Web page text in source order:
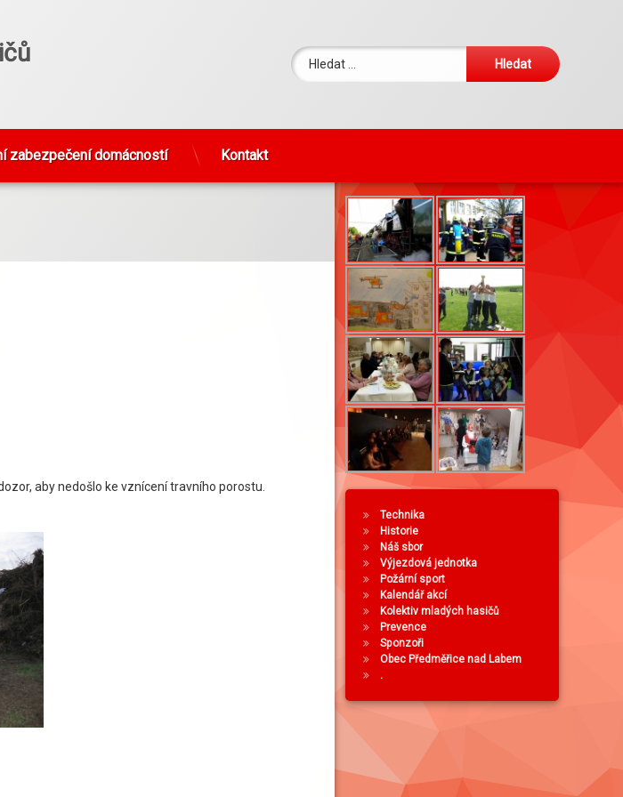
Vyhledávání
zabezpečení domácností Kontakt
aby nedošlo ke vznícení travního porostu.
Technika
Historie
Náš sbor
Výjezdová jednotka
Požární sport
Kalendář akcí
Kolektiv mladých hasičů
Prevence
Sponzoři
Obec Předměřice nad Labem
.